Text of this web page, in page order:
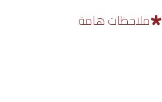
ملاحظات هامة